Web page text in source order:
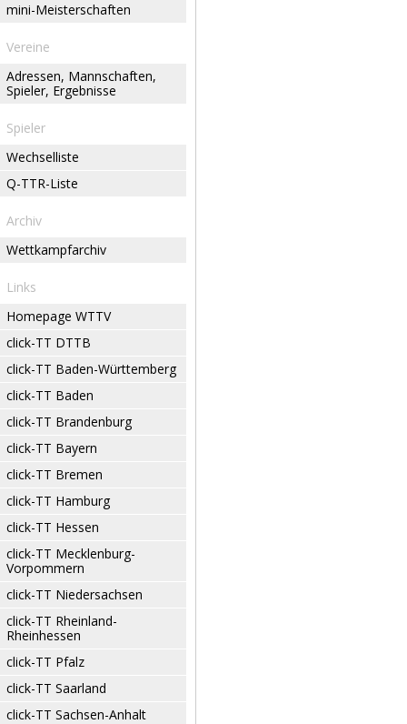
mini-Meisterschaften
Vereine
Adressen, Mannschaften,
Spieler, Ergebnisse
Spieler
Wechselliste
Q-TTR-Liste
Archiv
Wettkampfarchiv
Links
Homepage WTTV
click-TT DTTB
click-TT Baden-Württemberg
click-TT Baden
click-TT Brandenburg
click-TT Bayern
click-TT Bremen
click-TT Hamburg
click-TT Hessen
click-TT Mecklenburg-
Vorpommern
click-TT Niedersachsen
click-TT Rheinland-
Rheinhessen
click-TT Pfalz
click-TT Saarland
click-TT Sachsen-Anhalt